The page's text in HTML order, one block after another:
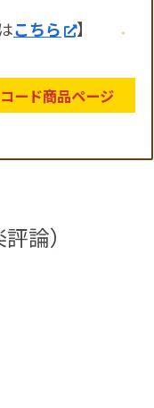
こちら 】
ード商品ページ
論）